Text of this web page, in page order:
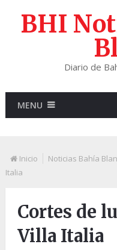
BHI
Diario de
MENU
Inicio Noticias Bahía
Italia
Cortes de
Villa Italia